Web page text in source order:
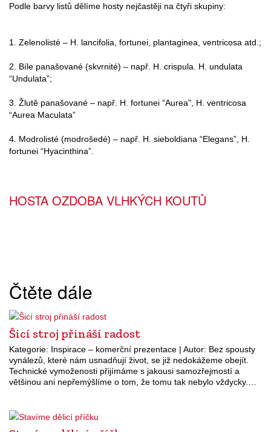
Podle barvy listů dělíme hosty nejčastěji na čtyři skupiny:
1. Zelenolisté – H. lancifolia, fortunei, plantaginea, ventricosa atd.;
2. Bíle panašované (skvrnité) – např. H. crispula. H. undulata
“Undulata”;
3. Žlutě panašované – např. H. fortunei “Aurea”, H. ventricosa
“Aurea Maculata”
4. Modrolisté (modrošedé) – např. H. sieboldiana “Elegans”, H.
fortunei “Hyacinthina”.
HOSTA OZDOBA VLHKÝCH KOUTŮ
Čtěte dále
Šicí stroj přináší radost
Kategorie: Inspirace – komerční prezentace | Autor: Bez spousty
vynálezů, které nám usnadňují život, se již nedokážeme obejít.
Technické vymoženosti přijímáme s jakousi samozřejmostí a
většinou ani nepřemýšlíme o tom, že tomu tak nebylo vždycky.…